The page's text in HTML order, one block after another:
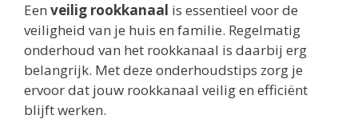
Een veilig rookkanaal is essentieel voor de
veiligheid van je huis en familie. Regelmatig
onderhoud van het rookkanaal is daarbij erg
belangrijk. Met deze onderhoudstips zorg je
ervoor dat jouw rookkanaal veilig en efficiënt
blijft werken.